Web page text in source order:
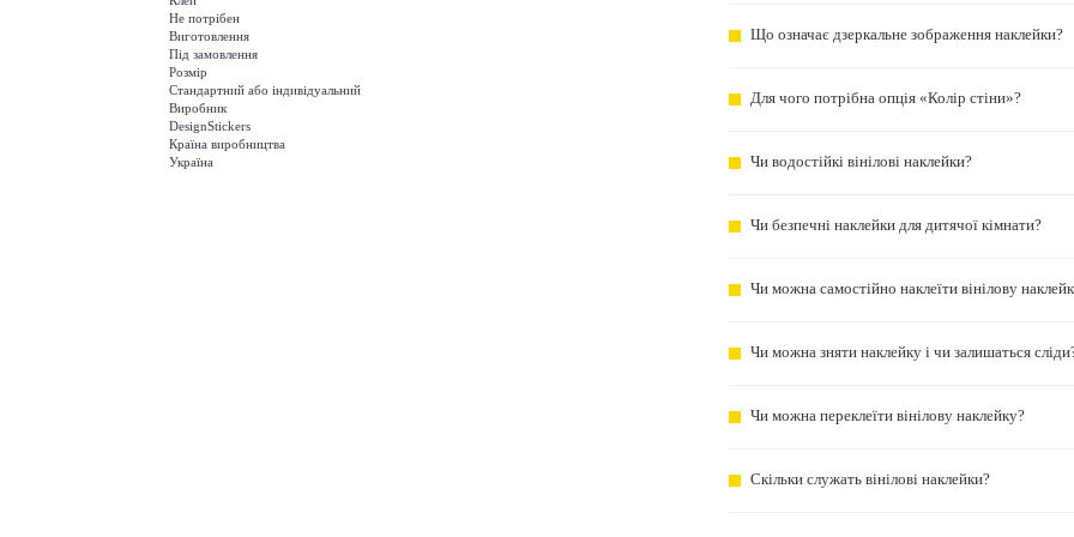
Не потрібен
Виготовлення
Під замовлення
Розмір
Стандартний або індивідуальний
Виробник
DesignStickers
Країна виробництва
Україна
Що означає дзеркальне зображення наклейки?
Для чого потрібна опція «Колір стіни»?
Чи водостійкі вінілові наклейки?
Чи безпечні наклейки для дитячої кімнати?
Чи можна самостійно наклеїти вінілову
Чи можна зняти наклейку і чи залишаться
Чи можна переклеїти вінілову наклейку?
Скільки служать вінілові наклейки?